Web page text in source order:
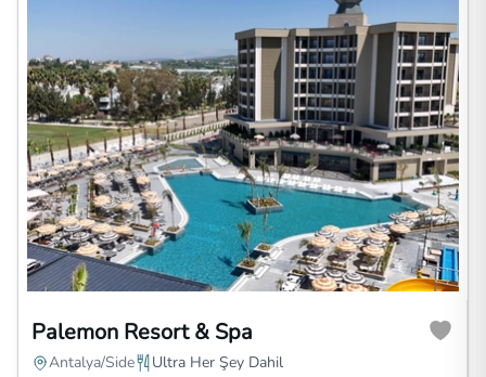
Palemon Resort & Spa
Antalya/Side Ultra Her Şey Dahil